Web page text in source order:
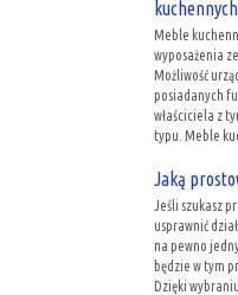
Meble
wyposażenia
Możliwość
posiadanych
właściciela z
typu. Meble
Jaką
Jeśli szukasz
usprawnić
na pewno
będzie w tym
Dzięki